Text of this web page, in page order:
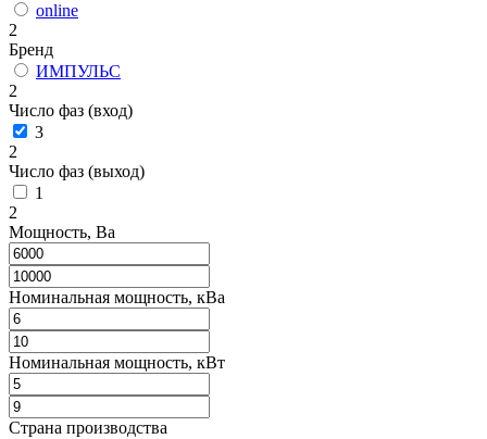
online
2
Бренд
ИМПУЛЬС
2
Число фаз (вход)
3
2
Число фаз (выход)
1
2
Мощность, Ва
Номинальная мощность, кВа
Номинальная мощность, кВт
Страна производства